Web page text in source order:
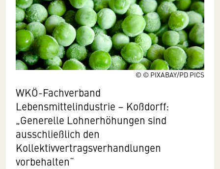
© © PIXABAY/PD PICS
WKÖ-Fachverband
Lebensmittelindustrie – Koßdorff:
„Generelle Lohnerhöhungen sind
ausschließlich den
Kollektivvertragsverhandlungen
vorbehalten“